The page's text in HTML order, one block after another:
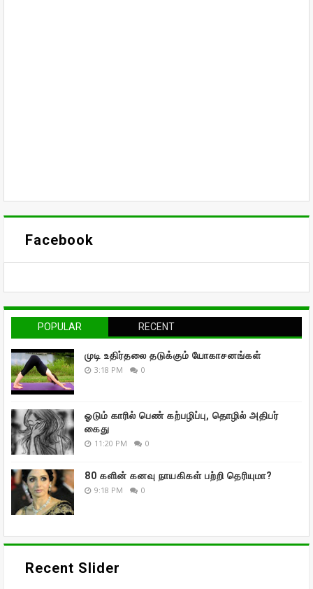
Facebook
POPULAR RECENT
முடி உதிர்தலை தடுக்கும் யோகாசனங்கள்
3:18 PM 0
ஓடும் காரில் பெண் கற்பழிப்பு, தொழில் அதிபர்
கைது
11:20 PM 0
80 களின் கனவு நாயகிகள் பற்றி தெரியுமா?
9:18 PM 0
Recent Slider